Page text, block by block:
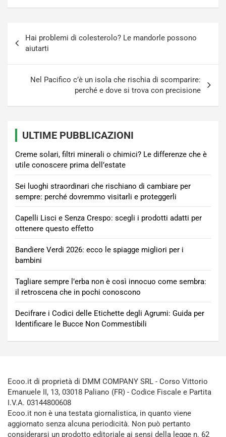
articoli
Hai problemi di colesterolo? Le mandorle possono
aiutarti
Nel Pacifico c’è un isola che rischia di scomparire:
perché e dove si trova con precisione
ULTIME PUBBLICAZIONI
Creme solari, filtri minerali o chimici? Le differenze che è
utile conoscere prima dell’estate
Sei luoghi straordinari che rischiano di cambiare per
sempre: perché dovremmo visitarli e proteggerli
Capelli Lisci e Senza Crespo: scegli i prodotti adatti per
ottenere questo effetto
Bandiere Verdi 2026: ecco le spiagge migliori per i
bambini
Tagliare sempre l’erba non è così innocuo come sembra:
il retroscena che in pochi conoscono
Decifrare i Codici delle Etichette degli Agrumi: Guida per
Identificare le Bucce Non Commestibili
Ecoo.it di proprietà di DMM COMPANY SRL - Corso Vittorio
Emanuele II, 13, 03018 Paliano (FR) - Codice Fiscale e Partita
I.V.A. 03144800608
Ecoo.it non è una testata giornalistica, in quanto viene
aggiornato senza alcuna periodicità. Non può pertanto
considerarsi un prodotto editoriale ai sensi della legge n. 62